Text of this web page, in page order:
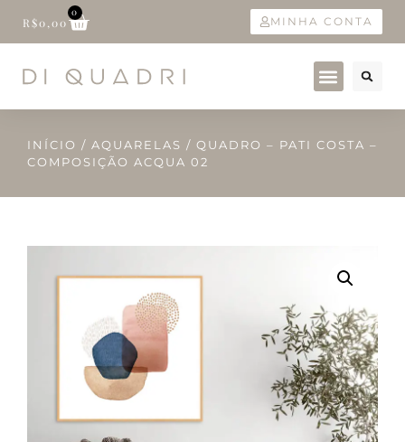
R$0,00
0
MINHA CONTA
INÍCIO / AQUARELAS / QUADRO – PATI COSTA –
COMPOSIÇÃO ACQUA 02